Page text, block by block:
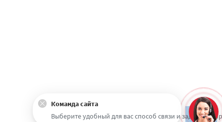
Наверх
Команда сайта
Выберите удобный для вас способ связи и задайте